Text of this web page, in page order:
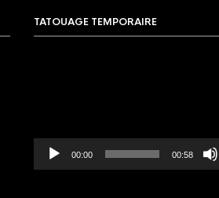
TATOUAGE TEMPORAIRE
00:00 00:58